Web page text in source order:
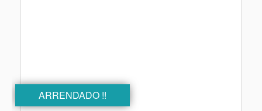
ARRENDADO !!